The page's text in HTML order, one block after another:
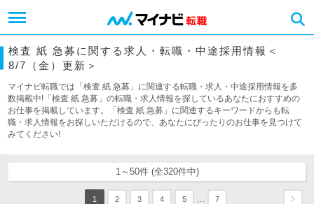
検査 紙 急募に関する求人・転職・中途採用情報＜
8/7（金）更新＞
マイナビ転職では「検査 紙 急募」に関連する転職・求人・中途採用情報を多
数掲載中!「検査 紙 急募」の転職・求人情報を探しているあなたにおすすめの
お仕事を掲載しています。「検査 紙 急募」に関連するキーワードからも転
職・求人情報をお探しいただけるので、あなたにぴったりのお仕事を見つけて
みてください!
1～50件 (全320件中)
1 2 3 4 5 7